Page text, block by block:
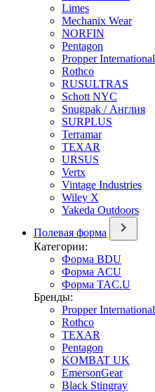
Limes
Mechanix Wear
NORFIN
Pentagon
Propper International
Rothco
RUSULTRAS
Schott NYC
Snugpak / Англия
SURPLUS
Terramar
TEXAR
URSUS
Vertx
Vintage Industries
Wiley X
Yakeda Outdoors
Полевая форма
Категории:
Форма BDU
Форма ACU
Форма TAC.U
Бренды:
Propper International
Rothco
TEXAR
Pentagon
KOMBAT UK
EmersonGear
Black Stingray